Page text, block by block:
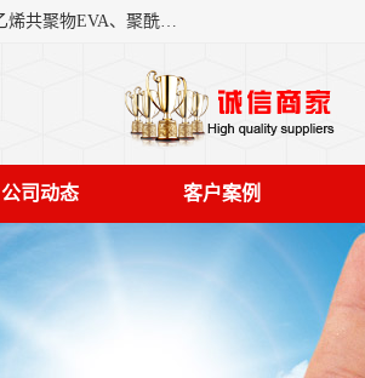
东莞市恒屹国际贸易有限公司（简称：恒屹国际）是一家石化原料综合营销服务商，主营产品乙烯-醋酸乙烯共聚物EVA、聚酰胺PA（尼龙）、醚酯型热塑弹性体TPEE等，公司秉承以市场为导向的战略思想，致力于大宗石化原料在中国市场的营销服务业务，为客户提供一站式的全面服务。
公司动态 客户案例